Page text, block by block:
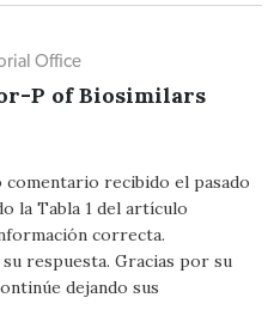
Office
P of Biosimilars
recibido el pasado
la Tabla 1 del artículo
correcta.
respuesta. Gracias por su
dejando sus